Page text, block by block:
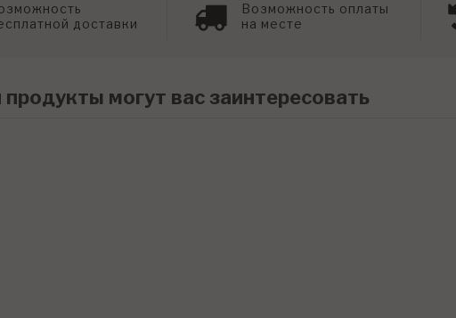
доставки
Возможность оплаты
на месте
продукты могут вас заинтересовать